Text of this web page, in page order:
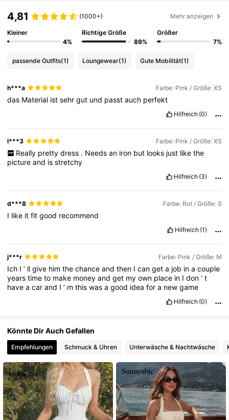
24K Follower
4,71 24K Follower
4,71
4,81 (1000+) Mehr anzeigen
Kleiner
4%
Richtige Größe
89%
Größer
7%
passende Outfits(1) Loungewear(1) Gute Mobilität(1)
h***a Farbe: Pink / Größe: XS
das Material istsehrgut und passtauch perfekt
Hilfreich (0)
l***3 Farbe: Pink / Größe: XS
Really pretty dress . Needs an iron but looks just like the
pictureand isstretchy
Hilfreich (3)
d***8 Farbe: Rot / Größe: S
I like itfitgood recommend
Hilfreich (1)
j***r Farbe: Pink / Größe: M
Ich I’ llgive himthechanceandthen Icangeta job inacouple
yearstimeto make moneyandget myown place in Idon’t
haveacarand I’ mthiswasagood ideafora newgame
Hilfreich (0)
Könnte Dir Auch Gefallen
Empfehlungen Schmuck & Uhren Unterwäsche & Nachtwäsche